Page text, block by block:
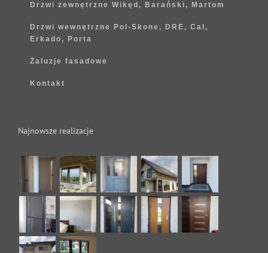
Drzwi zewnętrzne Wikęd, Barański, Martom
Drzwi wewnętrzne Pol-Skone, DRE, Cal,
Erkado, Porta
Żaluzje fasadowe
Kontakt
Najnowsze realizacje